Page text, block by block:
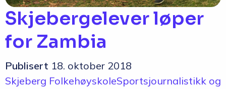
Skjebergelever løper
for Zambia
Publisert 18. oktober 2018
Skjeberg FolkehøyskoleSportsjournalistikk og